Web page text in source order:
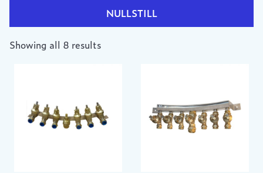
NULLSTILL
Showing all 8 results